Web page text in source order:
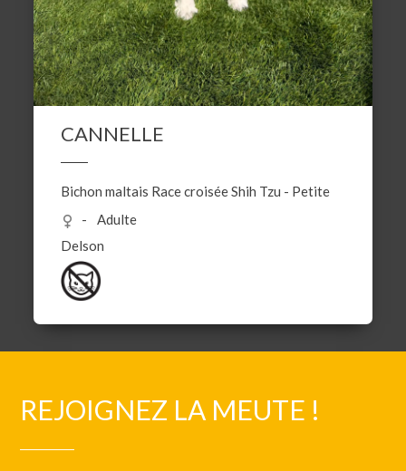
CANNELLE
Bichon maltais Race croiséeShih Tzu - Petite
Adulte
Delson
REJOIGNEZ LA MEUTE !